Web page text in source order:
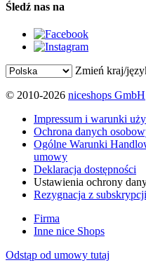
Śledź nas na
Zmień kraj/
© 2010-2026 niceshops GmbH
Impressum i warunki
Ochrona danych
Ogólne Warunki
umowy
Deklaracja dostępności
Ustawienia ochrony
Rezygnacja z subskrypcji
Firma
Inne nice Shops
Odstąp od umowy tutaj